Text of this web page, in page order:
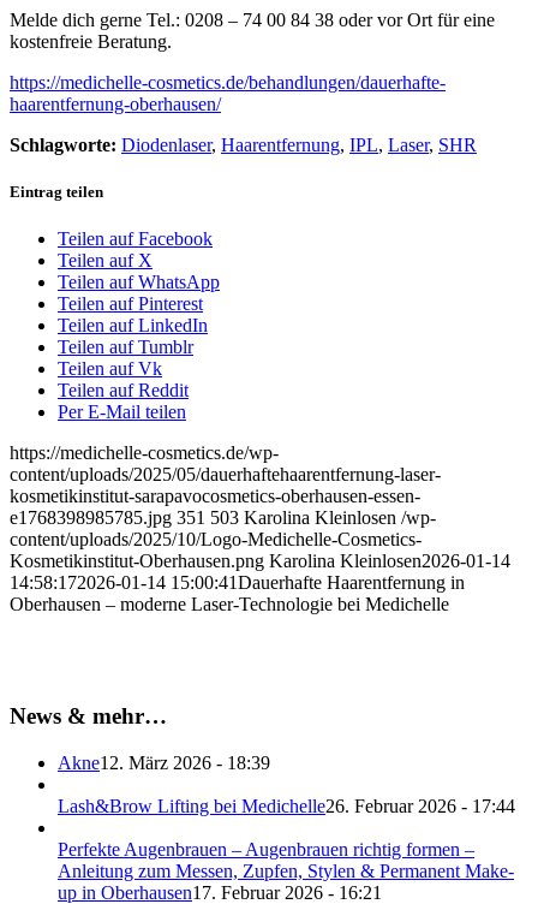
Melde dich gerne Tel.: 0208 – 74 00 84 38 oder vor Ort für eine
kostenfreie Beratung.
https://medichelle-cosmetics.de/behandlungen/dauerhafte-
haarentfernung-oberhausen/
Schlagworte: Diodenlaser, Haarentfernung, IPL, Laser, SHR
Eintrag teilen
Teilen auf Facebook
Teilen auf X
Teilen auf WhatsApp
Teilen auf Pinterest
Teilen auf LinkedIn
Teilen auf Tumblr
Teilen auf Vk
Teilen auf Reddit
Per E-Mail teilen
https://medichelle-cosmetics.de/wp-
content/uploads/2025/05/dauerhaftehaarentfernung-laser-
kosmetikinstitut-sarapavocosmetics-oberhausen-essen-
e1768398985785.jpg 351 503 Karolina Kleinlosen /wp-
content/uploads/2025/10/Logo-Medichelle-Cosmetics-
Kosmetikinstitut-Oberhausen.png Karolina Kleinlosen2026-01-14
14:58:172026-01-14 15:00:41Dauerhafte Haarentfernung in
Oberhausen – moderne Laser-Technologie bei Medichelle
News & mehr…
Akne12. März 2026 - 18:39
Lash&Brow Lifting bei Medichelle26. Februar 2026 - 17:44
Perfekte Augenbrauen – Augenbrauen richtig formen –
Anleitung zum Messen, Zupfen, Stylen & Permanent Make-
up in Oberhausen17. Februar 2026 - 16:21